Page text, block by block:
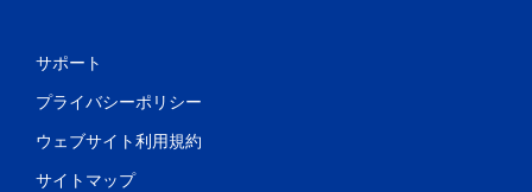
サポート
プライバシーポリシー
ウェブサイト利用規約
サイトマップ